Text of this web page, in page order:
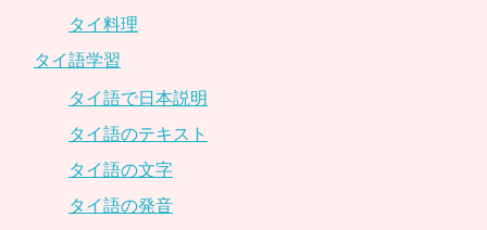
タイ料理
タイ語学習
タイ語で日本説明
タイ語のテキスト
タイ語の文字
タイ語の発音